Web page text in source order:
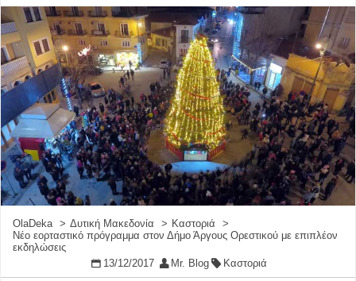
OlaDeka Δυτική Μακεδονία
Καστοριά
Νέο εορταστικό πρόγραμμα στον Δήμο Άργους Ορεστικού με επιπλέον
εκδηλώσεις
13/12/2017
Mr. Blog Καστοριά